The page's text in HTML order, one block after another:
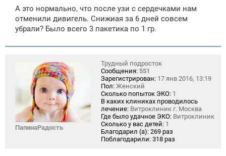
б
щ
н
е
А это нормально, что после узи с сердечками нам
отменили дивигель. Снижиая за 6 дней совсем
убрали? Было всего 3 пакетика по 1 гр.
ПапинаРадость
Трудный подросток
Сообщения: 551
Зарегистрирован: 17 янв 2016, 13:19
Пол: Женский
Сколько попыток ЭКО: 1
В каких клиниках проводилось
лечение: Витроклиник г. Москва
Где было удачное ЭКО: Витроклиник
Сколько у вас детей: 1
Благодарил (а): 269 раз
Поблагодарили: 318 раз